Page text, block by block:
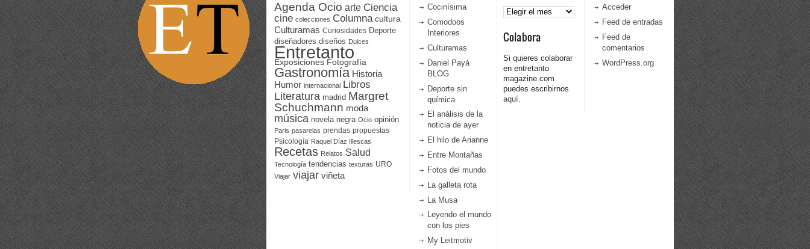
Agenda Ocio arte Ciencia
cine colecciones Columna cultura
Culturamas Curiosidades Deporte
diseñadores diseños Dulces
Entretanto
Exposiciones Fotografía
Gastronomía Historia
Humor internacional Libros
Literatura madrid Margret
Schuchmann moda
música novela negra Ocio opinión
Paris pasarelas prendas propuestas
Psicología Raquel Díaz Illescas
Recetas Relatos Salud
Tecnología tendencias texturas URO
Viajar viajar viñeta
Cocinísima
Comodoos
Interiores
Culturamas
Daniel Payá
BLOG
Deporte sin
química
El análisis de la
noticia de ayer
El hilo de Arianne
Entre Montañas
Fotos del mundo
La galleta rota
La Musa
Leyendo el mundo
con los pies
My Leitmotiv
Archivos
Colabora
Si quieres colaborar
en entretanto
magazine.com
puedes escribirnos
aquí.
Acceder
Feed de entradas
Feed de
comentarios
WordPress.org